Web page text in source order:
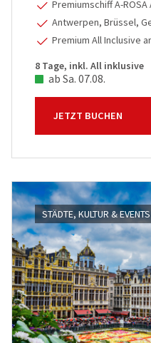
Premiumschiff A-ROSA
Antwerpen, Brüssel,
Premium All Inclusive
8 Tage, inkl. All inklusive
ab Sa. 07.08.
JETZT BUCHEN
STÄDTE, KULTUR & EVENTS